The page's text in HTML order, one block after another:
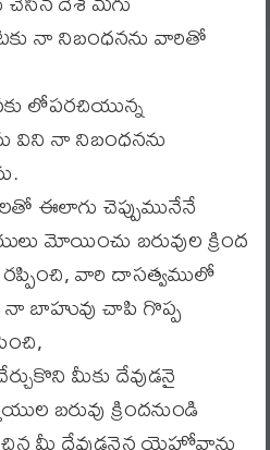
నా నిబంధనను వారితో
లోపరచియున్న
విని నా నిబంధనను
ఈలాగు చెప్పుమునేనే
మోయించు బరువుల క్రింద
రప్పించి, వారి దాసత్వములో
నా బాహువు చాపి గొప్ప
మీకు దేవుడనై
బరువు క్రిందనుండి